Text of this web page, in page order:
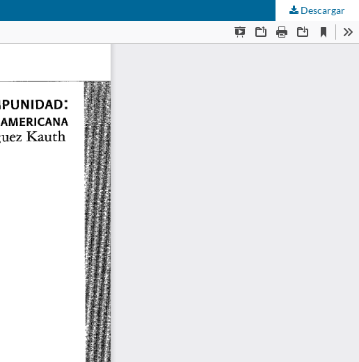
Descargar